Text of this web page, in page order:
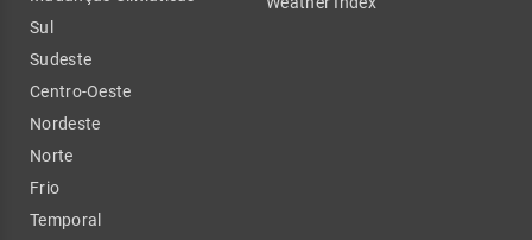
Sul
Sudeste
Centro-Oeste
Nordeste
Norte
Frio
Temporal